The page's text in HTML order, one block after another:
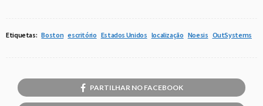
Etiquetas: Boston escritório Estados Unidos localização Noesis OutSystems
PARTILHAR NO FACEBOOK